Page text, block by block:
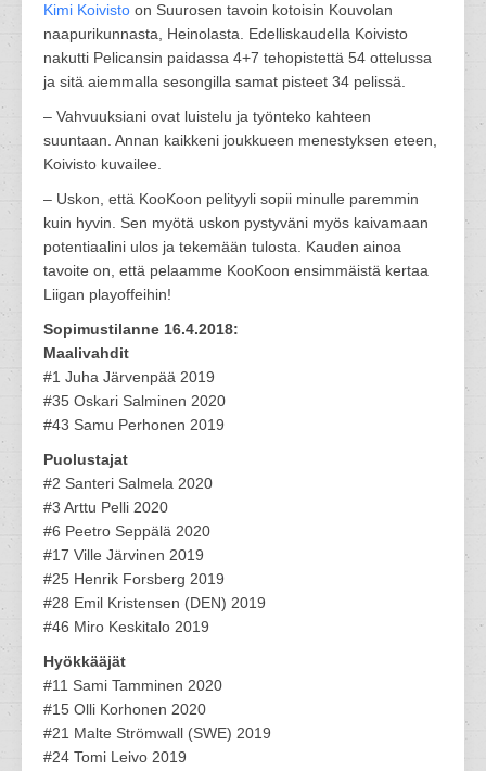
Kimi Koivisto on Suurosen tavoin kotoisin Kouvolan
naapurikunnasta, Heinolasta. Edelliskaudella Koivisto
nakutti Pelicansin paidassa 4+7 tehopistettä 54 ottelussa
ja sitä aiemmalla sesongilla samat pisteet 34 pelissä.
– Vahvuuksiani ovat luistelu ja työnteko kahteen
suuntaan. Annan kaikkeni joukkueen menestyksen eteen,
Koivisto kuvailee.
– Uskon, että KooKoon pelityyli sopii minulle paremmin
kuin hyvin. Sen myötä uskon pystyväni myös kaivamaan
potentiaalini ulos ja tekemään tulosta. Kauden ainoa
tavoite on, että pelaamme KooKoon ensimmäistä kertaa
Liigan playoffeihin!
Sopimustilanne 16.4.2018:
Maalivahdit
#1 Juha Järvenpää 2019
#35 Oskari Salminen 2020
#43 Samu Perhonen 2019
Puolustajat
#2 Santeri Salmela 2020
#3 Arttu Pelli 2020
#6 Peetro Seppälä 2020
#17 Ville Järvinen 2019
#25 Henrik Forsberg 2019
#28 Emil Kristensen (DEN) 2019
#46 Miro Keskitalo 2019
Hyökkääjät
#11 Sami Tamminen 2020
#15 Olli Korhonen 2020
#21 Malte Strömwall (SWE) 2019
#24 Tomi Leivo 2019